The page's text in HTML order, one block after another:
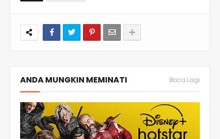
ANDA MUNGKIN MEMINATI Baca Lagi